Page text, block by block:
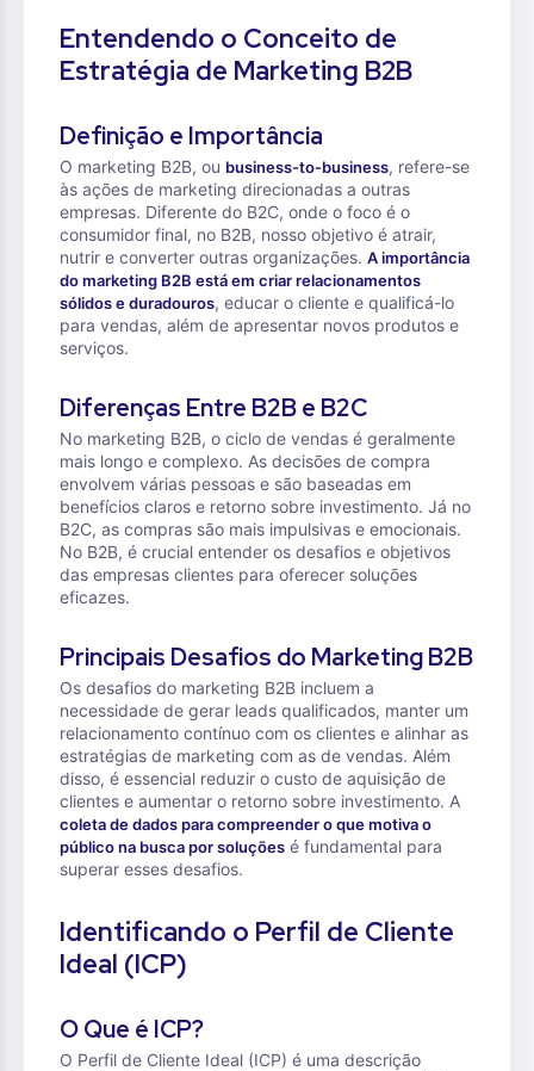
Entendendo o Conceito de
Estratégia de Marketing B2B
Definição e Importância
O marketing B2B, ou business-to-business, refere-se
às ações de marketing direcionadas a outras
empresas. Diferente do B2C, onde o foco é o
consumidor final, no B2B, nosso objetivo é atrair,
nutrir e converter outras organizações. A importância
do marketing B2B está em criar relacionamentos
sólidos e duradouros, educar o cliente e qualificá-lo
para vendas, além de apresentar novos produtos e
serviços.
Diferenças Entre B2B e B2C
No marketing B2B, o ciclo de vendas é geralmente
mais longo e complexo. As decisões de compra
envolvem várias pessoas e são baseadas em
benefícios claros e retorno sobre investimento. Já no
B2C, as compras são mais impulsivas e emocionais.
No B2B, é crucial entender os desafios e objetivos
das empresas clientes para oferecer soluções
eficazes.
Principais Desafios do Marketing B2B
Os desafios do marketing B2B incluem a
necessidade de gerar leads qualificados, manter um
relacionamento contínuo com os clientes e alinhar as
estratégias de marketing com as de vendas. Além
disso, é essencial reduzir o custo de aquisição de
clientes e aumentar o retorno sobre investimento. A
coleta de dados para compreender o que motiva o
público na busca por soluções é fundamental para
superar esses desafios.
Identificando o Perfil de Cliente
Ideal (ICP)
O Que é ICP?
O Perfil de Cliente Ideal (ICP) é uma descrição